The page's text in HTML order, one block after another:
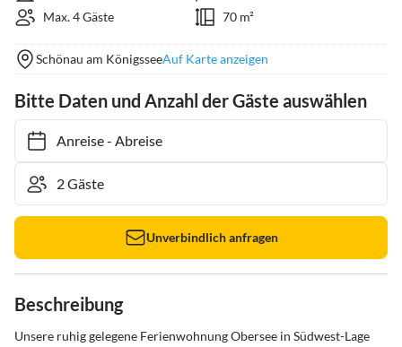
Max. 4 Gäste
70 m²
Schönau am KönigsseeAuf Karte anzeigen
Bitte Daten und Anzahl der Gäste auswählen
Anreise- Abreise
Unverbindlich anfragen
Beschreibung
Unsere ruhig gelegene Ferienwohnung Obersee in Südwest-Lage